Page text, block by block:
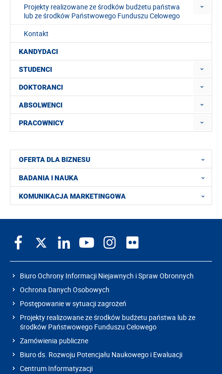
Projekty realizowane ze środków budżetu państwa
lub ze środków Państwowego Funduszu Celowego
Kontakt
KANDYDACI
STUDENCI
DOKTORANCI
ABSOLWENCI
PRACOWNICY
OFERTA DLA BIZNESU
BADANIA I NAUKA
KOMUNIKACJA MARKETINGOWA
Biuro Ochrony Informacji Niejawnych i Spraw Obronnych
Ochrona Danych Osobowych
Postępowanie w sytuacji zagrożeń
Projekty realizowane ze środków budżetu państwa lub ze
środków Państwowego Funduszu Celowego
Zamówienia publiczne
Biuro ds. Rozwoju Potencjału Naukowego i Ewaluacji
Centrum Informatyzacji